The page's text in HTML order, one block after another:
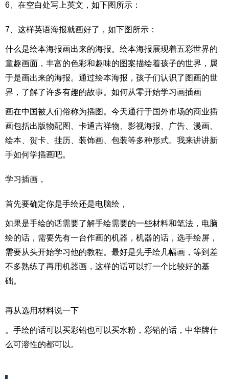
6、在空白处写上英文，如下图所示：
7、这样英语海报就画好了，如下图所示：
什么是绘本海报画出来的海报。绘本海报展现着五彩世界的
童趣画面，丰富的色彩和趣味的图案描绘着孩子的世界，属
于是画出来的海报。通过绘本海报，孩子们认识了图画的世
界，了解了许多有趣的故事。如何从零开始学习画插画
画在中国被人们俗称为插图。今天通行于国外市场的商业插
画包括出版物配图、卡通吉祥物、影视海报、广告、漫画、
绘本、贺卡、挂历、装饰画、包装等多种形式。我来讲讲新
手如何学插画吧。
学习插画，
首先要确定你是手绘还是电脑绘，
如果是手绘的话需要了解手绘需要的一些材料和笔法，电脑
绘的话，需要先有一台作画的机器，机器的话，选手绘屏，
需要从头开始学习他的教程。最好是先手绘几幅画，等到差
不多熟练了再用机器画，这样的话可以打一个比较好的基
础。
再从选用材料说一下
。手绘的话可以买彩铅也可以买水粉，彩铅的话，中华牌什
么可溶性的都可以。